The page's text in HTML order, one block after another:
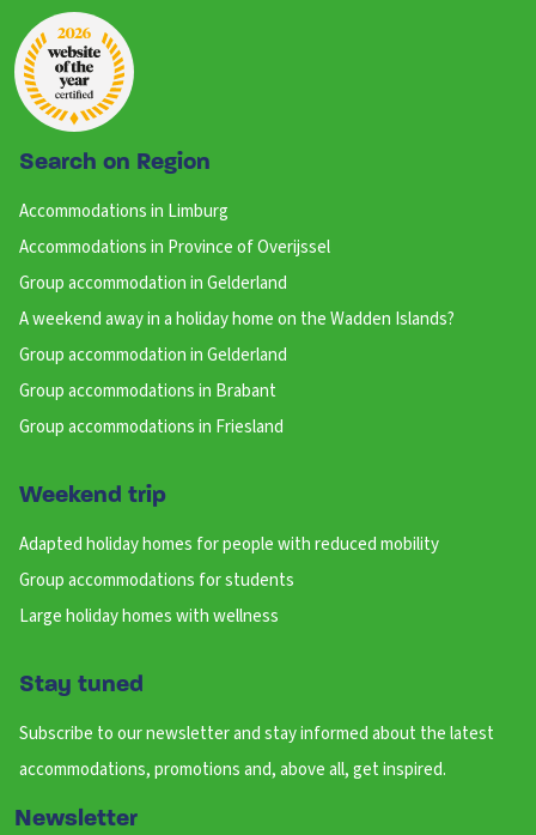
Search on Region
Accommodations in Limburg
Accommodations in Province of Overijssel
Group accommodation in Gelderland
A weekend away in a holiday home on the Wadden Islands?
Group accommodation in Gelderland
Group accommodations in Brabant
Group accommodations in Friesland
Weekend trip
Adapted holiday homes for people with reduced mobility
Group accommodations for students
Large holiday homes with wellness
Stay tuned
Subscribe to our newsletter and stay informed about the latest
accommodations, promotions and, above all, get inspired.
Newsletter